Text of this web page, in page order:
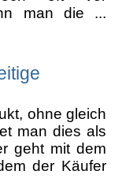
man die ...
ohne gleich
man dies als
geht mit dem
der Käufer